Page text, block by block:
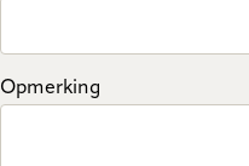
Opmerking